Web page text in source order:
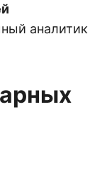
аналитик